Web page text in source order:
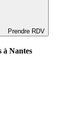
Prendre RDV
à Nantes